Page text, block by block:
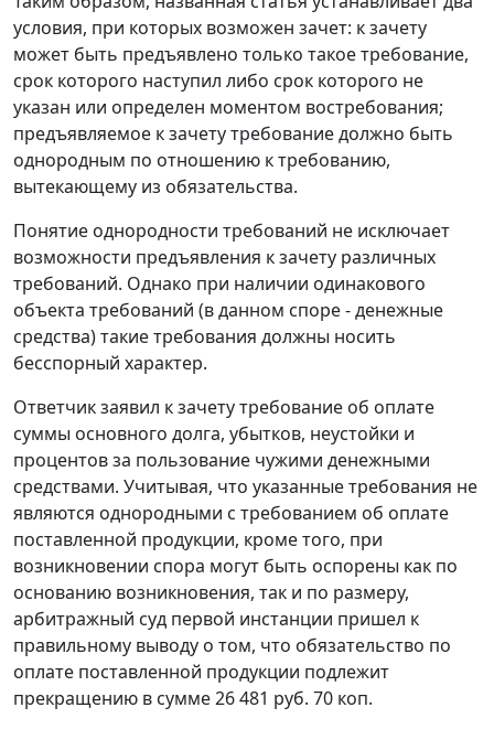
условия, при которых возможен зачет: к зачету
может быть предъявлено только такое требование,
срок которого наступил либо срок которого не
указан или определен моментом востребования;
предъявляемое к зачету требование должно быть
однородным по отношению к требованию,
вытекающему из обязательства.
Понятие однородности требований не исключает
возможности предъявления к зачету различных
требований. Однако при наличии одинакового
объекта требований (в данном споре - денежные
средства) такие требования должны носить
бесспорный характер.
Ответчик заявил к зачету требование об оплате
суммы основного долга, убытков, неустойки и
процентов за пользование чужими денежными
средствами. Учитывая, что указанные требования не
являются однородными с требованием об оплате
поставленной продукции, кроме того, при
возникновении спора могут быть оспорены как по
основанию возникновения, так и по размеру,
арбитражный суд первой инстанции пришел к
правильному выводу о том, что обязательство по
оплате поставленной продукции подлежит
прекращению в сумме 26 481 руб. 70 коп.